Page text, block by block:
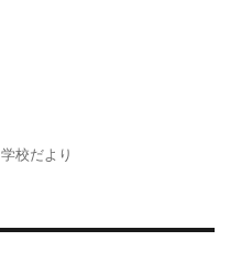
カ
学校だより